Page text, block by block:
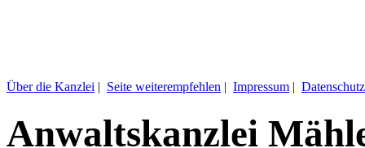
Über die Kanzlei | Seite weiterempfehlen | Impressum |
Anwaltskanzlei